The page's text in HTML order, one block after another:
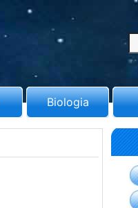
Biologia